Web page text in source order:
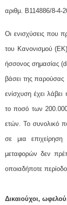
αριθμ. Β114886/8-4-
Οι ενισχύσεις που
του Κανονισμού (ΕΚ)
ήσσονος σημασίας
βάσει της
ενίσχυση έχει
το ποσό των
ετών. Το συνολικό
σε μια επιχείρηση
μεταφορών δεν
οποιαδήποτε
Δικαιούχοι,